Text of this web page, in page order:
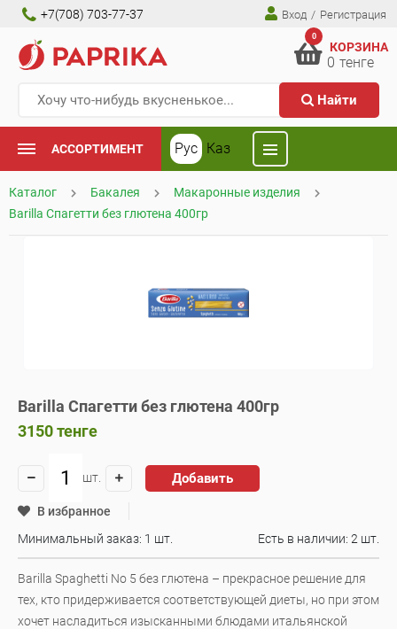
+7(708) 703-77-37 Вход / Регистрация
Найти
0
КОРЗИНА
0 тенге
АССОРТИМЕНТ Рус Каз
Каталог Бакалея
Макаронные изделия
Barilla Спагетти без глютена 400гр
Barilla Спагетти без глютена 400гр
3150тенге
шт. Добавить
В избранное
Минимальный заказ: 1 шт.
Есть в наличии: 2 шт.
Barilla Spaghetti No 5 без глютена – прекрасное решение для
тех, кто придерживается соответствующей диеты, но при этом
хочет насладиться изысканными блюдами итальянской